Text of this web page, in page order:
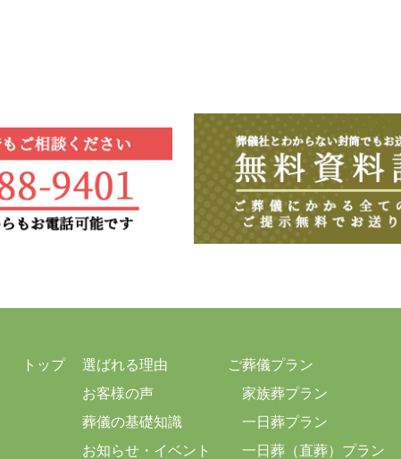
トップ
選ばれる理由
お客様の声
葬儀の基礎知識
お知らせ・イベント
ご葬儀プラン
家族葬プラン
一日葬プラン
一日葬（直葬）プラン